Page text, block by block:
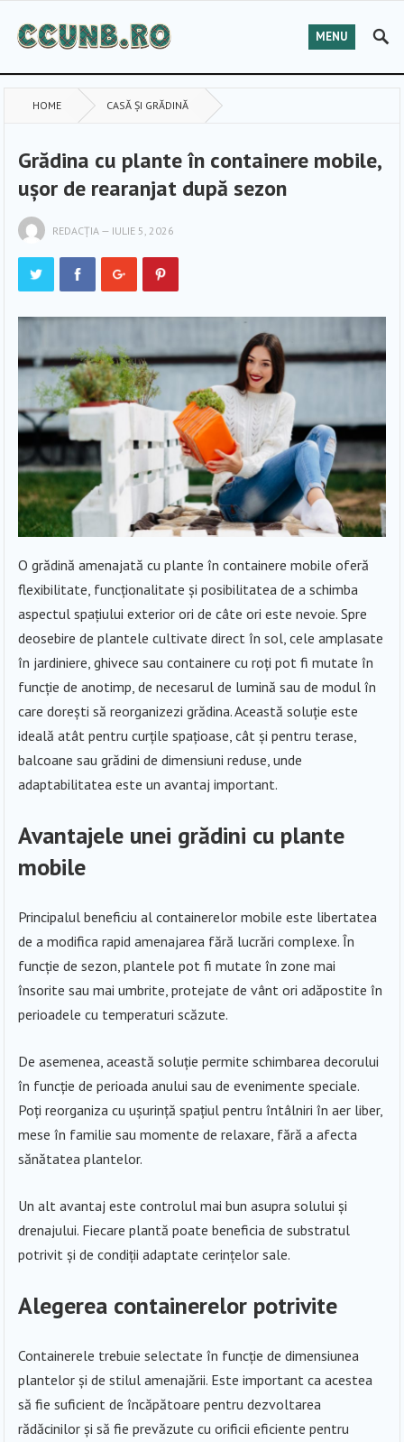
MENU
HOME CASĂ ȘI GRĂDINĂ
Grădina cu plante în containere mobile,
ușor de rearanjat după sezon
REDACȚIA — IULIE 5, 2026
O grădină amenajată cu plante în containere mobile oferă
flexibilitate, funcționalitate și posibilitatea de a schimba
aspectul spațiului exterior ori de câte ori este nevoie. Spre
deosebire de plantele cultivate direct în sol, cele amplasate
în jardiniere, ghivece sau containere cu roți pot fi mutate în
funcție de anotimp, de necesarul de lumină sau de modul în
care dorești să reorganizezi grădina. Această soluție este
ideală atât pentru curțile spațioase, cât și pentru terase,
balcoane sau grădini de dimensiuni reduse, unde
adaptabilitatea este un avantaj important.
Avantajele unei grădini cu plante
mobile
Principalul beneficiu al containerelor mobile este libertatea
de a modifica rapid amenajarea fără lucrări complexe. În
funcție de sezon, plantele pot fi mutate în zone mai
însorite sau mai umbrite, protejate de vânt ori adăpostite în
perioadele cu temperaturi scăzute.
De asemenea, această soluție permite schimbarea decorului
în funcție de perioada anului sau de evenimente speciale.
Poți reorganiza cu ușurință spațiul pentru întâlniri în aer liber,
mese în familie sau momente de relaxare, fără a afecta
sănătatea plantelor.
Un alt avantaj este controlul mai bun asupra solului și
drenajului. Fiecare plantă poate beneficia de substratul
potrivit și de condiții adaptate cerințelor sale.
Alegerea containerelor potrivite
Containerele trebuie selectate în funcție de dimensiunea
plantelor și de stilul amenajării. Este important ca acestea
să fie suficient de încăpătoare pentru dezvoltarea
rădăcinilor și să fie prevăzute cu orificii eficiente pentru